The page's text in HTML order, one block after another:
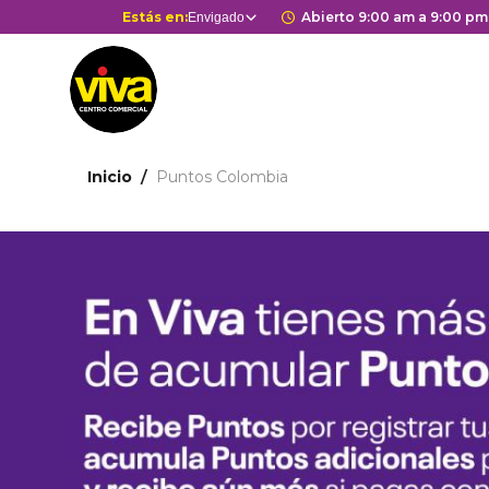
al
contenido
principal
Selector
de
centros
comerciales
Estás en:Estás en
Envigado Horario de
Abierto 9:00 am a 9:00 pm
Ruta
de
navegación
Inicio Puntos Colombia